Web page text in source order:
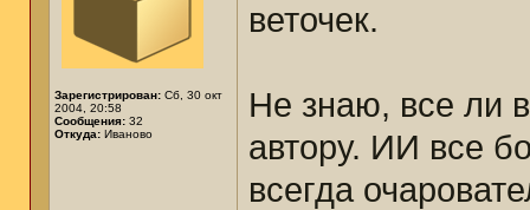
Зарегистрирован: Сб, 30 окт
2004, 20:58
Сообщения: 32
Откуда: Иваново
веточек.
Не знаю, все ли
автору. ИИ все
всегда